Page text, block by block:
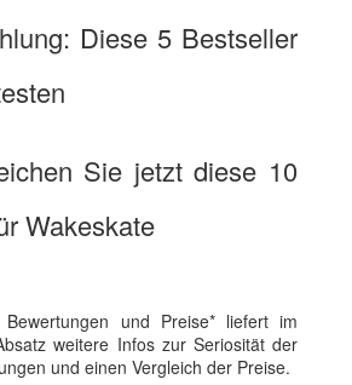
Diese 5 Bestseller
Sie jetzt diese 10
Wakeskate
und Preise* liefert im
weitere Infos zur Seriosität der
und einen Vergleich der Preise.